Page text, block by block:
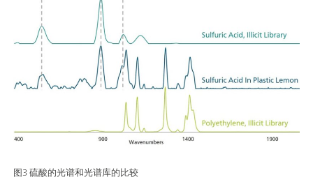
图3 硫酸的光谱和光谱库的比较